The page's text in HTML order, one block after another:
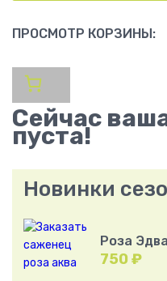
ПРОСМОТР КОРЗИНЫ:
Сейчас
пуста!
Новинки
Роза
750 ₽